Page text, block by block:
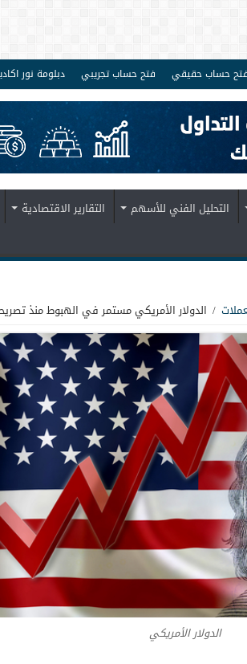
فتح حساب حقيقي فتح حساب تجريبي دبلومة نور
التحليل الفني للأسهم التقارير الاقتصادية
/ الدولار الأمريكي مستمر في الهبوط منذ
الدولار الأمريكي